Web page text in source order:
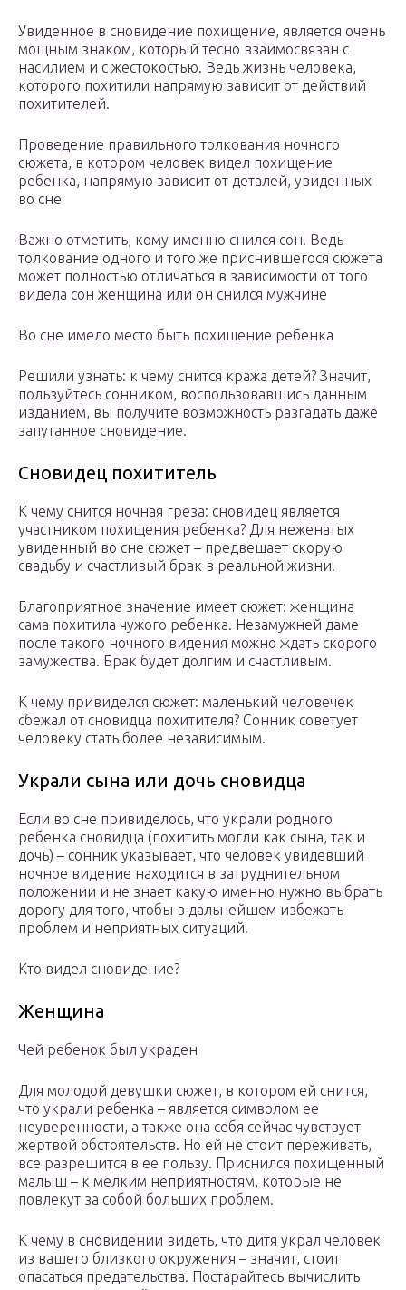
Увиденное в сновидение похищение, является очень
мощным знаком, который тесно взаимосвязан с
насилием и с жестокостью. Ведь жизнь человека,
которого похитили напрямую зависит от действий
похитителей.
Проведение правильного толкования ночного
сюжета, в котором человек видел похищение
ребенка, напрямую зависит от деталей, увиденных
во сне
Важно отметить, кому именно снился сон. Ведь
толкование одного и того же приснившегося сюжета
может полностью отличаться в зависимости от того
видела сон женщина или он снился мужчине
Во сне имело место быть похищение ребенка
Решили узнать: к чему снится кража детей? Значит,
пользуйтесь сонником, воспользовавшись данным
изданием, вы получите возможность разгадать даже
запутанное сновидение.
Сновидец похититель
К чему снится ночная греза: сновидец является
участником похищения ребенка? Для неженатых
увиденный во сне сюжет – предвещает скорую
свадьбу и счастливый брак в реальной жизни.
Благоприятное значение имеет сюжет: женщина
сама похитила чужого ребенка. Незамужней даме
после такого ночного видения можно ждать скорого
замужества. Брак будет долгим и счастливым.
К чему привиделся сюжет: маленький человечек
сбежал от сновидца похитителя? Сонник советует
человеку стать более независимым.
Украли сына или дочь сновидца
Если во сне привиделось, что украли родного
ребенка сновидца (похитить могли как сына, так и
дочь) – сонник указывает, что человек увидевший
ночное видение находится в затруднительном
положении и не знает какую именно нужно выбрать
дорогу для того, чтобы в дальнейшем избежать
проблем и неприятных ситуаций.
Кто видел сновидение?
Женщина
Чей ребенок был украден
Для молодой девушки сюжет, в котором ей снится,
что украли ребенка – является символом ее
неуверенности, а также она себя сейчас чувствует
жертвой обстоятельств. Но ей не стоит переживать,
все разрешится в ее пользу. Приснился похищенный
малыш – к мелким неприятностям, которые не
повлекут за собой больших проблем.
К чему в сновидении видеть, что дитя украл человек
из вашего близкого окружения – значит, стоит
опасаться предательства. Постарайтесь вычислить